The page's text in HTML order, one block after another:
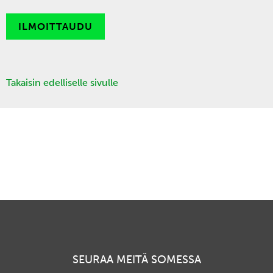
ILMOITTAUDU
Takaisin edelliselle sivulle
SEURAA MEITÄ SOMESSA